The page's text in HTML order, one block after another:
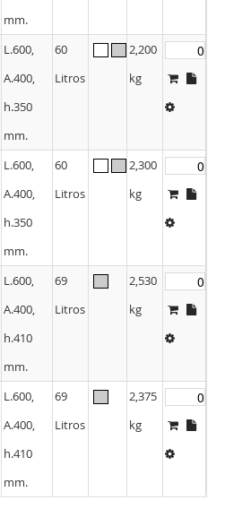
mm.
L.600,
A.400,
h.350
mm.
60
Litros
2,200
kg
L.600,
A.400,
h.350
mm.
60
Litros
2,300
kg
L.600,
A.400,
h.410
mm.
69
Litros
2,530
kg
L.600,
A.400,
h.410
mm.
69
Litros
2,375
kg